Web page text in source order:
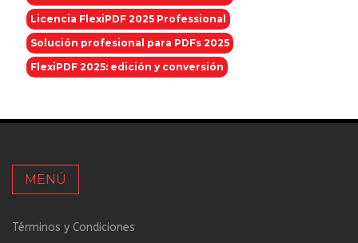
Licencia FlexiPDF 2025 Professional
Solución profesional para PDFs 2025
FlexiPDF 2025: edición y conversión
MENÚ
Términos y Condiciones